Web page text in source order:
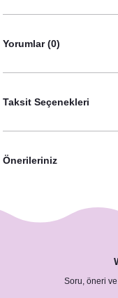
Yorumlar (0)
Taksit Seçenekleri
Önerileriniz
Soru, öneri